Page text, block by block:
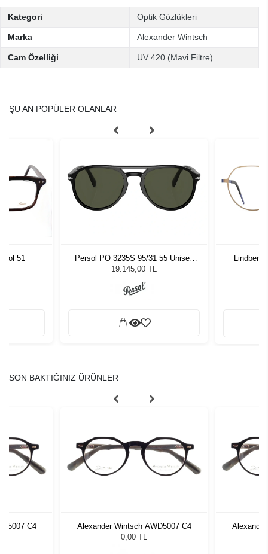
Kategori Optik Gözlükleri
Marka Alexander Wintsch
Cam Özelliği UV 420 (Mavi Filtre)
ŞU AN POPÜLER OLANLAR
Col 51
Persol PO 3235S 95/31 55 Unisex
Güneş Gözlüğü
19.145,00 TL
Lindberg
SON BAKTIĞINIZ ÜRÜNLER
C4
Alexander Wintsch AWD5007 C4
0,00 TL